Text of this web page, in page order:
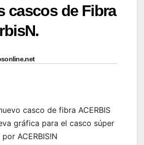
cascos de Fibra
casco de fibra ACERBIS
gráfica para el casco súper
ACERBIS!N